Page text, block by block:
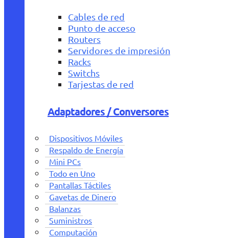
Cables de red
Punto de acceso
Routers
Servidores de impresión
Racks
Switchs
Tarjestas de red
Adaptadores / Conversores
Dispositivos Móviles
Respaldo de Energía
Mini PCs
Todo en Uno
Pantallas Táctiles
Gavetas de Dinero
Balanzas
Suministros
Computación